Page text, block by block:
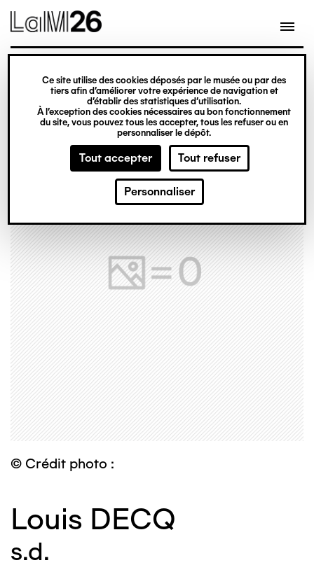
Gestion des cookies
Ce site utilise des cookies déposés par le musée ou par des
tiers afin d’améliorer votre expérience de navigation et
d’établir des statistiques d’utilisation.
À l’exception des cookies nécessaires au bon fonctionnement
du site, vous pouvez tous les accepter, tous les refuser ou en
personnaliser le dépôt.
Tout accepter Tout refuser
Personnaliser
contenu
© Crédit photo :
Louis DECQ
s.d.